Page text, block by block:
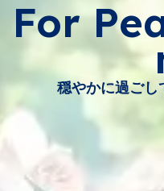
For
穏やかに過ごし